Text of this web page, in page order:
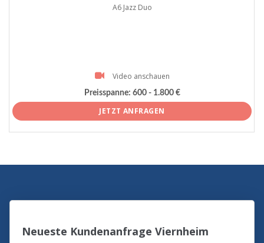
A6 Jazz Duo
Video anschauen
Preisspanne: 600 - 1.800 €
JETZT ANFRAGEN
Neueste Kundenanfrage Viernheim